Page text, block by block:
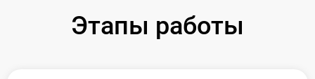
Этапы работы